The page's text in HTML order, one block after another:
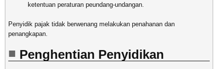
ketentuan peraturan peundang-undangan.
Penyidik pajak tidak berwenang melakukan penahanan dan
penangkapan.
Penghentian Penyidikan